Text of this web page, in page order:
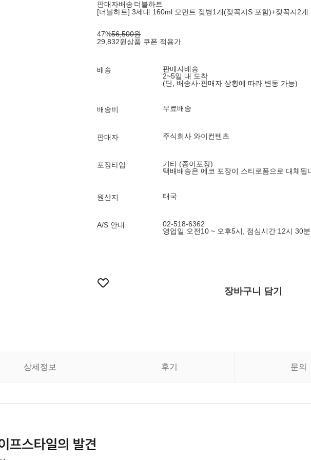
판매자배송 더블하트
[더블하트] 3세대 160ml 모먼트 젖병1개(젖꼭지S 포함)+젖꼭지2개
47%56,500원
29,832원상품 쿠폰 적용가
배송
판매자배송
2~5일 내 도착
(단, 배송사·판매자 상황에 따라 변동 가능)
배송비 무료배송
판매자 주식회사 와이컨텐츠
포장타입
기타 (종이포장)
택배배송은 에코 포장이 스티로폼으로 대체됩
원산지 태국
A/S 안내
02-518-6362
영업일 오전10 ~ 오후5시, 점심시간 12시 30
장바구니 담기
상세정보 후기 문의